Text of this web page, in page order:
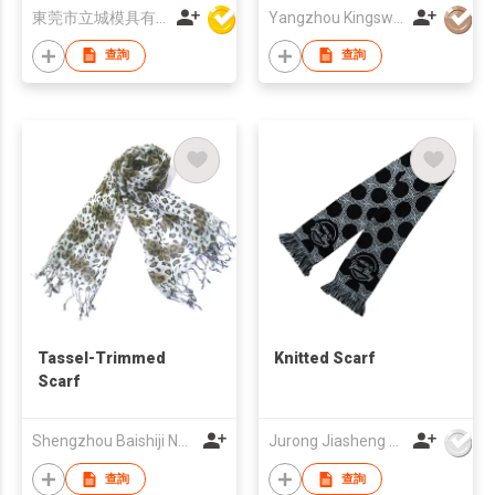
查詢
Temperature,
Portable Winter
Thermal Scarf for
查詢
Tassel-Trimmed
Scarf
Shengzhou Baishiji Necktie & Fashion Co., Ltd
查詢
Knitted Scarf
Jurong Jiasheng Knitting & Clothing Company Limited
查詢